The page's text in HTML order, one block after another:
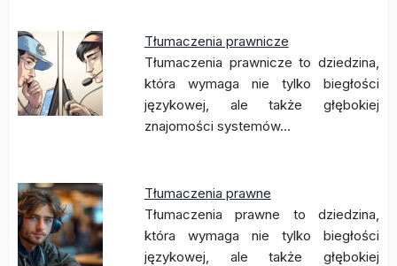
Tłumaczenia prawnicze
Tłumaczenia prawnicze to dziedzina,
która wymaga nie tylko biegłości
językowej, ale także głębokiej
znajomości systemów…
Tłumaczenia prawne
Tłumaczenia prawne to dziedzina,
która wymaga nie tylko biegłości
językowej, ale także głębokiej